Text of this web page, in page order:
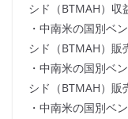
シド（BTMAH）収
・中南米の国別ベ
シド（BTMAH）販
・中南米の国別ベ
シド（BTMAH）販
・中南米の国別ベ